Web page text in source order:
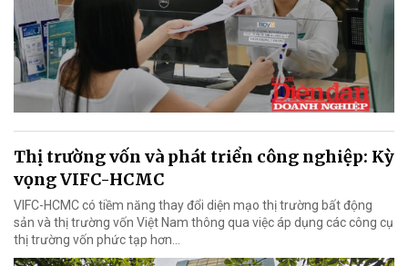
Thị trường vốn và phát triển công nghiệp: Kỳ
vọng VIFC-HCMC
VIFC-HCMC có tiềm năng thay đổi diện mạo thị trường bất động
sản và thị trường vốn Việt Nam thông qua việc áp dụng các công cụ
thị trường vốn phức tạp hơn...